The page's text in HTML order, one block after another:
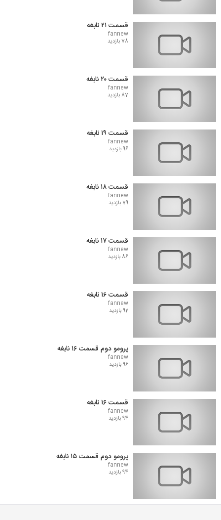
قسمت ۲۱ نابغه
fannew
78 بازدید
قسمت ۲۰ نابغه
fannew
87 بازدید
قسمت ۱۹ نابغه
fannew
96 بازدید
قسمت ۱۸ نابغه
fannew
79 بازدید
قسمت ۱۷ نابغه
fannew
86 بازدید
قسمت ۱۶ نابغه
fannew
92 بازدید
پرومو دوم قسمت ۱۶ نابغه
fannew
96 بازدید
قسمت ۱۶ نابغه
fannew
94 بازدید
پرومو دوم قسمت ۱۵ نابغه
fannew
94 بازدید